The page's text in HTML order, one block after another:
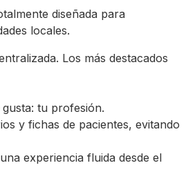
diseñada para
locales.
Los más destacados
tu profesión.
y fichas de pacientes, evitando
experiencia fluida desde el